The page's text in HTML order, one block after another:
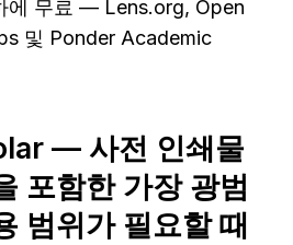
에 무료 — Lens.org, Open
및 Ponder Academic
— 사전 인쇄물
포함한 가장 광범
범위가 필요할 때